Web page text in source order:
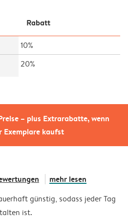
– plus Extrarabatte, wenn
Exemplare kaufst
Rabatt
10%
20%
mehr lesen
günstig, sodass jeder Tag
ist.